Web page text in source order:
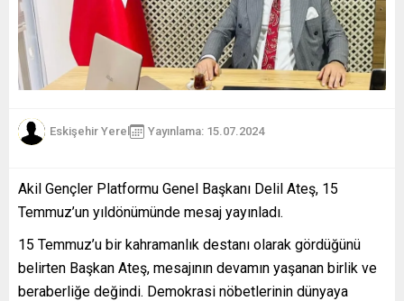
Eskişehir Yerel Yayınlama: 15.07.2024
Akil Gençler Platformu Genel Başkanı Delil Ateş, 15
Temmuz’un yıldönümünde mesaj yayınladı.
15 Temmuz’u bir kahramanlık destanı olarak gördüğünü
belirten Başkan Ateş, mesajının devamın yaşanan birlik ve
beraberliğe değindi. Demokrasi nöbetlerinin dünyaya